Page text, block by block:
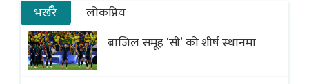
भर्खरै
लोकप्रिय
ब्राजिल समूह ‘सी’ को शीर्ष स्थानमा